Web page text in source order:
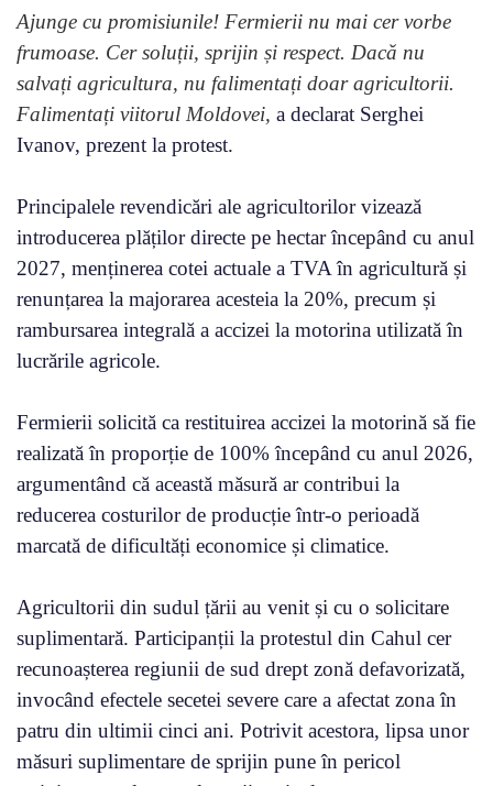
Ajunge cu promisiunile! Fermierii nu mai cer vorbe
frumoase. Cer soluții, sprijin și respect. Dacă nu
salvați agricultura, nu falimentați doar agricultorii.
Falimentați viitorul Moldovei, a declarat Serghei
Ivanov, prezent la protest.
Principalele revendicări ale agricultorilor vizează
introducerea plăților directe pe hectar începând cu anul
2027, menținerea cotei actuale a TVA în agricultură și
renunțarea la majorarea acesteia la 20%, precum și
rambursarea integrală a accizei la motorina utilizată în
lucrările agricole.
Fermierii solicită ca restituirea accizei la motorină să fie
realizată în proporție de 100% începând cu anul 2026,
argumentând că această măsură ar contribui la
reducerea costurilor de producție într-o perioadă
marcată de dificultăți economice și climatice.
Agricultorii din sudul țării au venit și cu o solicitare
suplimentară. Participanții la protestul din Cahul cer
recunoașterea regiunii de sud drept zonă defavorizată,
invocând efectele secetei severe care a afectat zona în
patru din ultimii cinci ani. Potrivit acestora, lipsa unor
măsuri suplimentare de sprijin pune în pericol